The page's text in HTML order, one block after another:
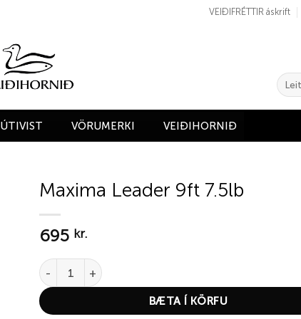
VEIÐIFRÉTTIR áskrift
Search
for:
ÚTIVIST VÖRUMERKI VEIÐIHORNIÐ
Maxima Leader 9ft 7.5lb
695 kr.
Maxima Leader 9ft 7.5lb quantity
BÆTA Í KÖRFU